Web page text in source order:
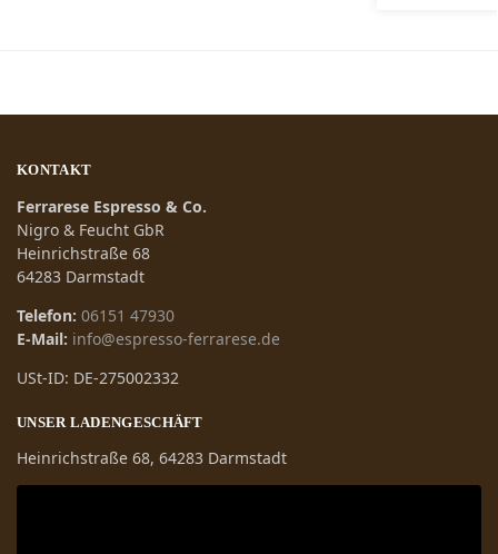
KONTAKT
Ferrarese Espresso & Co.
Nigro & Feucht GbR
Heinrichstraße 68
64283 Darmstadt
Telefon: 06151 47930
E-Mail: info@espresso-ferrarese.de
USt-ID: DE-275002332
UNSER LADENGESCHÄFT
Heinrichstraße 68, 64283 Darmstadt